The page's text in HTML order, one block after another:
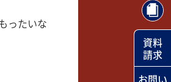
ったいな
資料
請求
お問い